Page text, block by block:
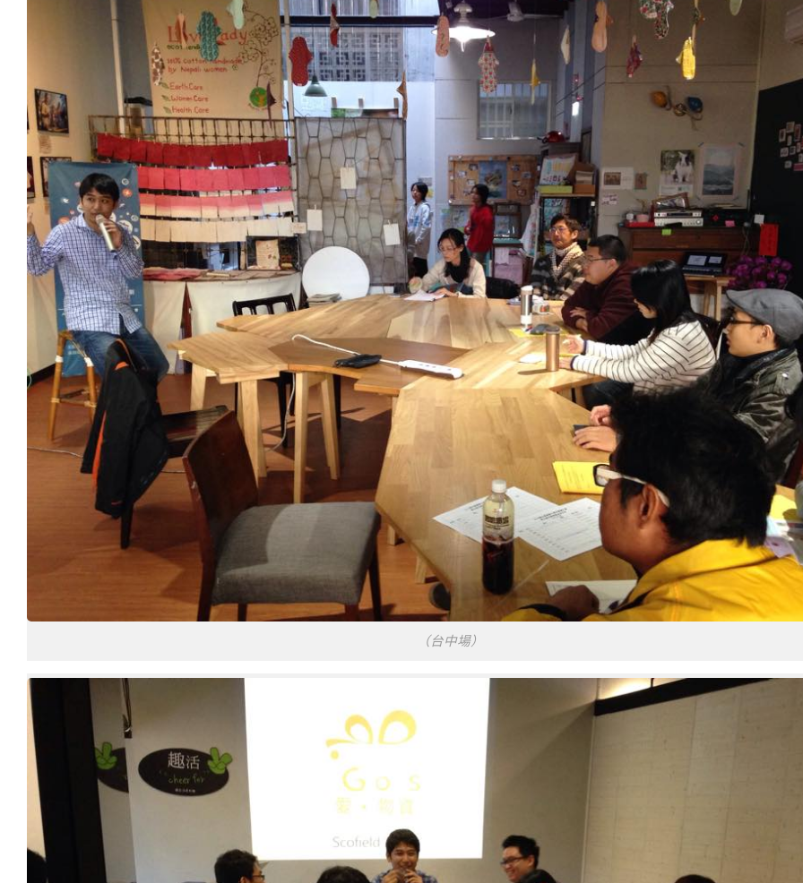
（台中場）